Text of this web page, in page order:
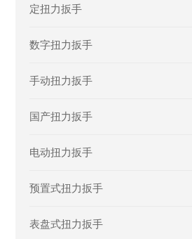
定扭力扳手
数字扭力扳手
手动扭力扳手
国产扭力扳手
电动扭力扳手
预置式扭力扳手
表盘式扭力扳手